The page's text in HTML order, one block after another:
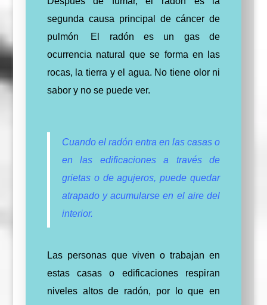
segunda causa principal de cáncer de
pulmón
El radón es un gas de
ocurrencia natural que se forma en las
rocas, la tierra y el agua. No tiene olor ni
sabor y no se puede ver.
Cuando el radón entra en las casas o
en las edificaciones a través de
grietas o de agujeros, puede quedar
atrapado y acumularse en el aire del
interior.
Las personas que viven o trabajan en
estas casas o edificaciones respiran
niveles altos de radón, por lo que en